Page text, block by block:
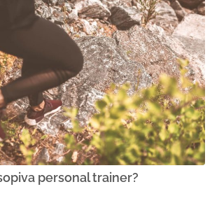
personal trainer?